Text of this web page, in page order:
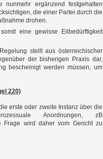
nunmehr ergänzend festgehalten
die einer Partei durch die
drohen.
eine gewisse Eilbedürftigkeit
stellt aus österreichischer
der bisherigen Praxis dar,
bescheinigt werden müssen, um
220)
erste oder zweite Instanz über die
Anordnungen, zB
Frage wird daher vom Gericht zu